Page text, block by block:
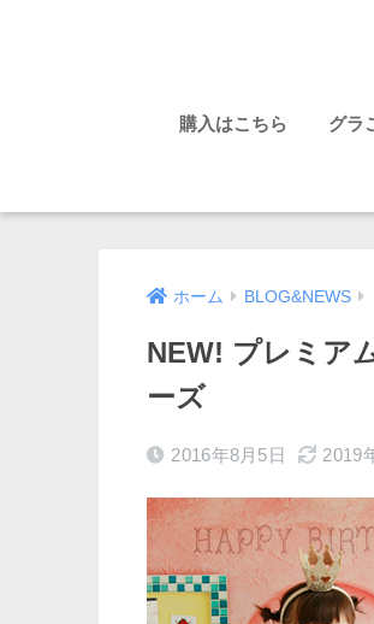
購入はこちら グラ
ホーム BLOG&NEWS
NEW! プレミア
ーズ
2016年8月5日 2019